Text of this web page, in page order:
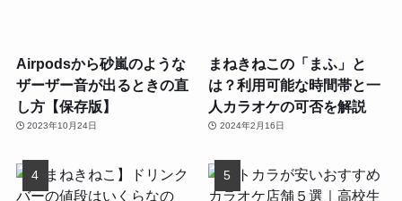
Airpodsから砂嵐のような
ザーザー音が出るときの直
し方【保存版】
2023年10月24日
まねきねこの「まふ」と
は？利用可能な時間帯と一
人カラオケの可否を解説
2024年2月16日